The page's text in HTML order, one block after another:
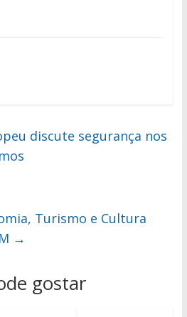
discute segurança nos
Turismo e Cultura
→
gostar